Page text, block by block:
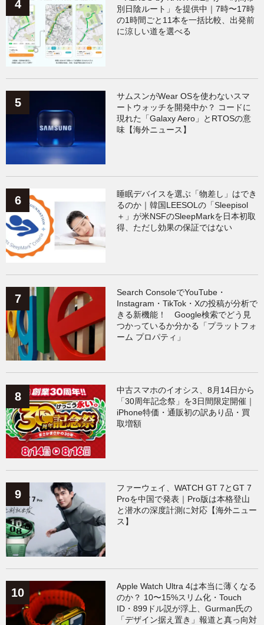
別日陰ルート」を提供中｜7時〜17時
の1時間ごと11本を一括比較、出発前
に涼しい道を選べる
サムスンがWear OSを使わないスマ
ートウォッチを開発中か？ コードに
現れた「Galaxy Aero」とRTOSの意
味【海外ニュース】
睡眠デバイスを選ぶ「物差し」はでき
るのか｜韓国LEESOLの「Sleepisol
＋」が米NSFのSleepMarkを日本初取
得、ただし効果の保証ではない
Search ConsoleでYouTube・
Instagram・TikTok・Xの投稿が分析で
きる新機能！ Google検索でどう見
つかっているか分かる「プラットフォ
ーム プロパティ」
中古スマホのイオシス、8月14日から
「30周年記念祭」を3日間限定開催｜
iPhone特価・通販初の訳あり品・買
取増額
ファーウェイ、WATCH GT 7とGT 7
Proを中国で発表｜Pro版は本格登山
と潜水の深度計測に対応【海外ニュー
ス】
Apple Watch Ultra 4は本当に薄くなる
のか？ 10〜15%スリム化・Touch
ID・899ドル説が浮上、Gurman氏の
「デザイン据え置き」報道と真っ向対